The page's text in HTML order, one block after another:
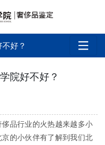
好？
院好不好？
品行业的火热越来越多小
的小伙伴有了解到我们北